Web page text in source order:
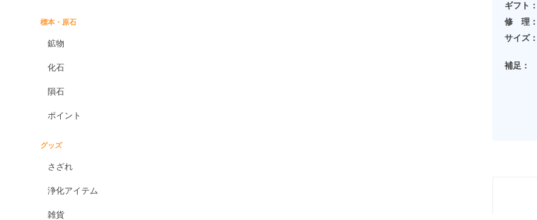
標本・原石
鉱物
化石
隕石
ポイント
グッズ
さざれ
浄化アイテム
雑貨
ギフト：
修 理：
サイズ：
補足：